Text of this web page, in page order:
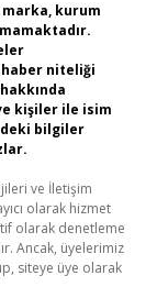
kurum
niteliği
kişiler ile isim
bilgiler
ve İletişim
olarak hizmet
olarak denetleme
Ancak, üyelerimiz
siteye üye olarak